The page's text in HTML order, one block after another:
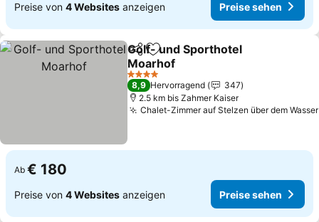
Preise von 4 Websites anzeigen Preise sehen
TeilenZu Favoriten hinzufügen
Golf- und Sporthotel
Moarhof
Preise sehen
4 Sterne
8,9 Hervorragend
347
2.5 km bis Zahmer Kaiser
Chalet-Zimmer auf Stelzen über dem Wasser
Ab € 180
Preise von 4 Websites anzeigen Preise sehen